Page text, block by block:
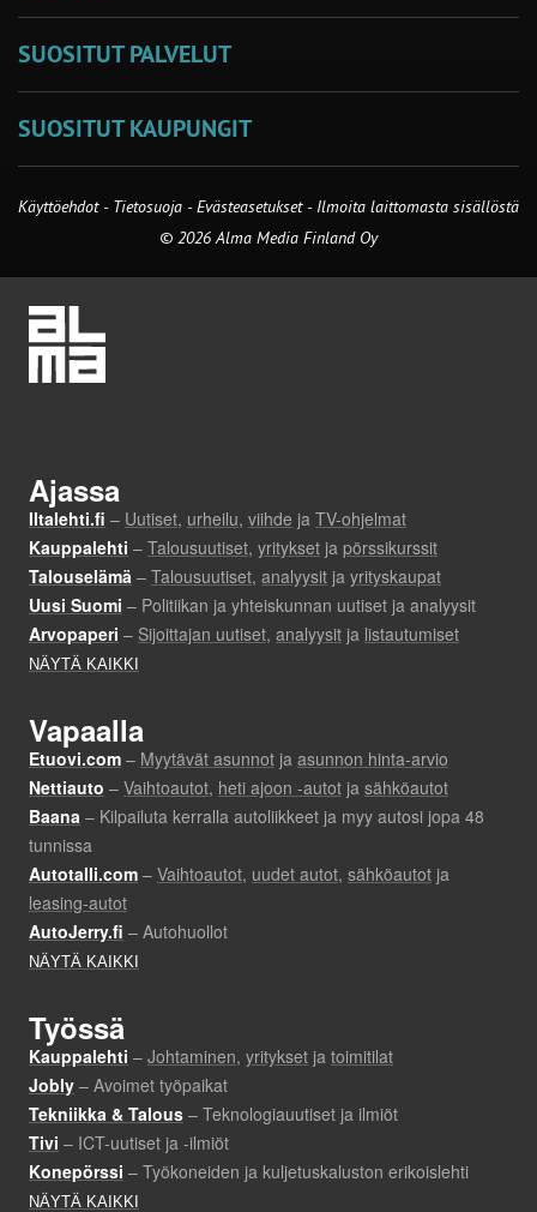
SUOSITUT PALVELUT
SUOSITUT KAUPUNGIT
Käyttöehdot - Tietosuoja -Evästeasetukset- Ilmoita laittomasta sisällöstä
© 2026 Alma Media Finland Oy